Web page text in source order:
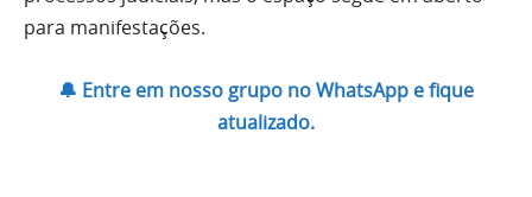
para manifestações.
🔔 Entre em nosso grupo no WhatsApp e fique
atualizado.